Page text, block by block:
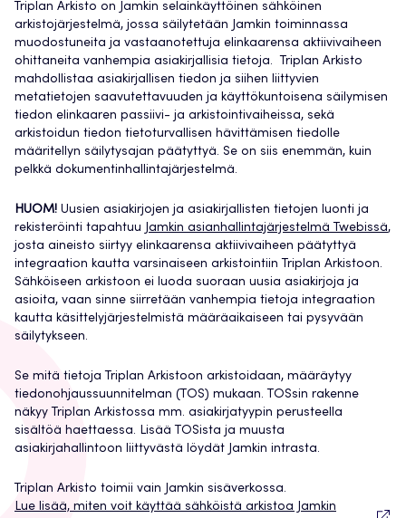
Triplan Arkisto on Jamkin selainkäyttöinen sähköinen
arkistojärjestelmä, jossa säilytetään Jamkin toiminnassa
muodostuneita ja vastaanotettuja elinkaarensa aktiivivaiheen
ohittaneita vanhempia asiakirjallisia tietoja. Triplan Arkisto
mahdollistaa asiakirjallisen tiedon ja siihen liittyvien
metatietojen saavutettavuuden ja käyttökuntoisena säilymisen
tiedon elinkaaren passiivi- ja arkistointivaiheissa, sekä
arkistoidun tiedon tietoturvallisen hävittämisen tiedolle
määritellyn säilytysajan päätyttyä. Se on siis enemmän, kuin
pelkkä dokumentinhallintajärjestelmä.
HUOM! Uusien asiakirjojen ja asiakirjallisten tietojen luonti ja
rekisteröinti tapahtuu Jamkin asianhallintajärjestelmä Twebissä,
josta aineisto siirtyy elinkaarensa aktiivivaiheen päätyttyä
integraation kautta varsinaiseen arkistointiin Triplan Arkistoon.
Sähköiseen arkistoon ei luoda suoraan uusia asiakirjoja ja
asioita, vaan sinne siirretään vanhempia tietoja integraation
kautta käsittelyjärjestelmistä määräaikaiseen tai pysyvään
säilytykseen.
Se mitä tietoja Triplan Arkistoon arkistoidaan, määräytyy
tiedonohjaussuunnitelman (TOS) mukaan. TOSsin rakenne
näkyy Triplan Arkistossa mm. asiakirjatyypin perusteella
sisältöä haettaessa. Lisää TOSista ja muusta
asiakirjahallintoon liittyvästä löydät Jamkin intrasta.
Triplan Arkisto toimii vain Jamkin sisäverkossa.
Lue lisää, miten voit käyttää sähköistä arkistoa Jamkin